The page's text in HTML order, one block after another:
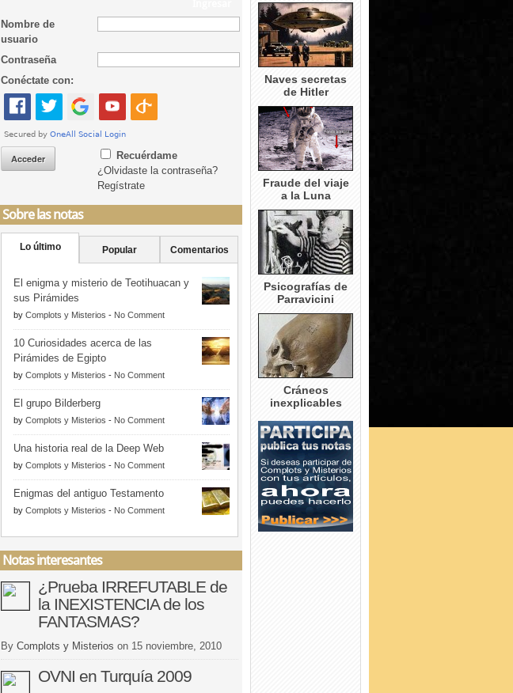
Nombre de
usuario
Contraseña
Conéctate con:
Recuérdame
¿Olvidaste la contraseña?
Regístrate
Sobre las notas
Lo último Popular Comentarios
El enigma y misterio de Teotihuacan y
sus Pirámides
by Complots y Misterios - No Comment
10 Curiosidades acerca de las
Pirámides de Egipto
by Complots y Misterios - No Comment
El grupo Bilderberg
by Complots y Misterios - No Comment
Una historia real de la Deep Web
by Complots y Misterios - No Comment
Enigmas del antiguo Testamento
by Complots y Misterios - No Comment
Notas interesantes
¿Prueba IRREFUTABLE de
la INEXISTENCIA de los
FANTASMAS?
By Complots y Misterios on 15 noviembre, 2010
OVNI en Turquía 2009
Naves secretas
de Hitler
Fraude del viaje
a la Luna
Psicografías de
Parravicini
Cráneos
inexplicables